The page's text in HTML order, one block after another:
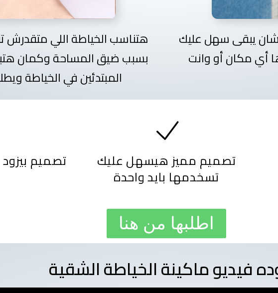
هتناسب الخياطة اللي متقدرش
بسبب ضيق المساحة وكمان
المبتدئين في الخياطة
يبقى سهل عليك
أي مكان أو وانت
تصميم بيزود تصميم مميز هيسهل عليك
تسخدمها بايد واحدة
اطلبها من هنا
فيديو ماكينة الخياطة الشقية